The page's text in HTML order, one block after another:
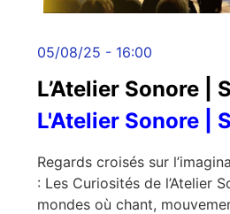
05/08/25 - 16:00
L’Atelier Sonore |
L'Atelier Sonore |
Regards croisés sur
: Les Curiosités de l’Atelier
mondes où chant,